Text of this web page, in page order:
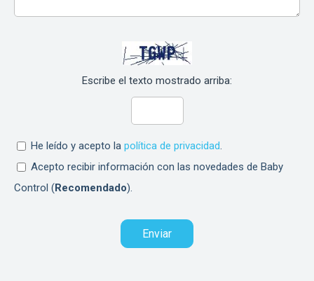
Escribe el texto mostrado arriba:
He leído y acepto la política de privacidad
Acepto recibir información con las novedades de Baby
Control (Recomendado).